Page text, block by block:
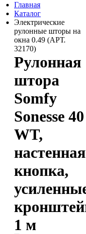
Главная
Каталог
Электрические
рулонные шторы на
окна 0.49 (АРТ.
32170)
Рулонная
штора
Somfy
Sonesse 40
WT,
настенная
кнопка,
1 м